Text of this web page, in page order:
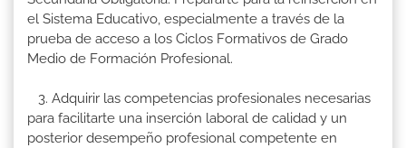
el Sistema Educativo, especialmente a través de la
prueba de acceso a los Ciclos Formativos de Grado
Medio de Formación Profesional.
3. Adquirir las competencias profesionales necesarias
para facilitarte una inserción laboral de calidad y un
posterior desempeño profesional competente en